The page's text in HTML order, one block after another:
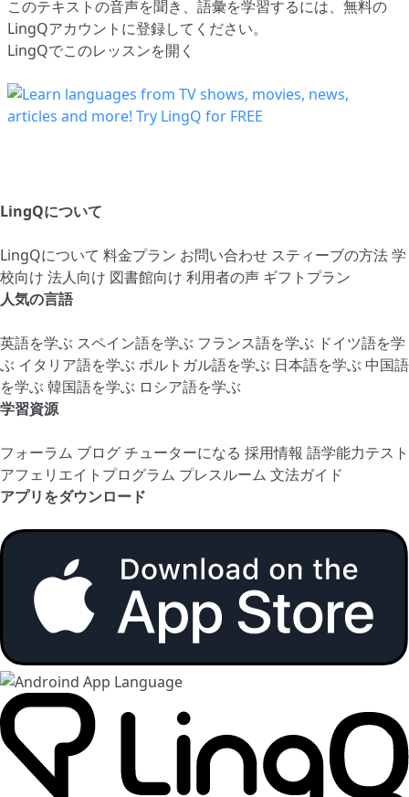
このテキストの音声を聞き、語彙を学習するには、 無料の
LingQアカウントに登録してください。
LingQでこのレッスンを開く
LingQについて
LingQについて 料金プラン お問い合わせ スティーブの方法学
校向け 法人向け 図書館向け 利用者の声 ギフトプラン
人気の言語
英語を学ぶ スペイン語を学ぶ フランス語を学ぶ ドイツ語を学
ぶ イタリア語を学ぶ ポルトガル語を学ぶ 日本語を学ぶ 中国語
を学ぶ 韓国語を学ぶ ロシア語を学ぶ
学習資源
フォーラム ブログチューターになる 採用情報 語学能力テスト
アフェリエイトプログラム プレスルーム 文法ガイド
アプリをダウンロード